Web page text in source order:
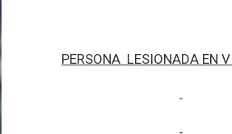
PERSONA LESIONADA EN